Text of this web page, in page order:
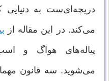
دریچه‌ای‌ست به
می‌کند. در این مقاله از
پیاله‌های هواگ و
می‌شوید. سه قانون